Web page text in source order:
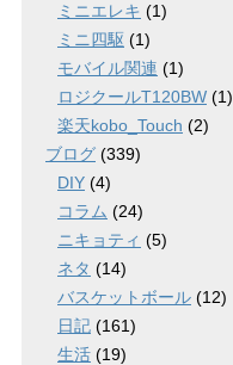
ミニエレキ (1)
ミニ四駆 (1)
モバイル関連 (1)
ロジクールT120BW (1)
楽天kobo_Touch (2)
ブログ (339)
DIY (4)
コラム (24)
ニキョティ (5)
ネタ (14)
バスケットボール (12)
日記 (161)
生活 (19)